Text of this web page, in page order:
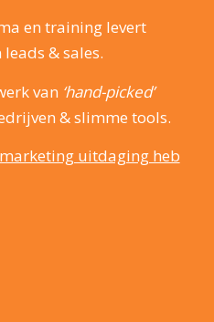
en training levert
& sales.
van ‘hand-picked’
& slimme tools.
uitdaging heb